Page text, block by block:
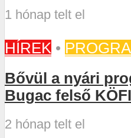
1 hónap telt el
HÍREK •
Bővül a nyári
Bugac felső KÖFI
2 hónap telt el